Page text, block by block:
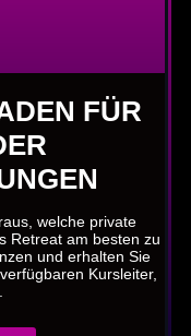
FÜR
welche private
Retreat am besten zu
und erhalten Sie
Kursleiter,